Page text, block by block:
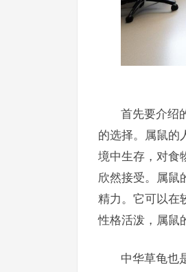
首先要介绍
的选择。属鼠的
境中生存，对食
欣然接受。属鼠
精力。它可以在
性格活泼，属鼠
中华草龟也